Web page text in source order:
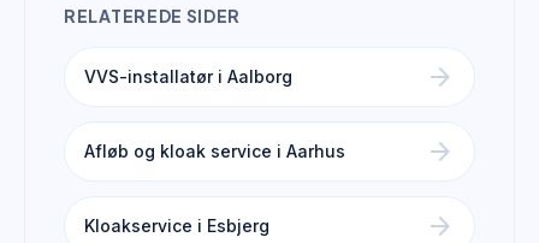
RELATEREDE SIDER
VVS-installatør i Aalborg arrow_forward
Afløb og kloak service i Aarhus arrow_forward
Kloakservice i Esbjerg arrow_forward